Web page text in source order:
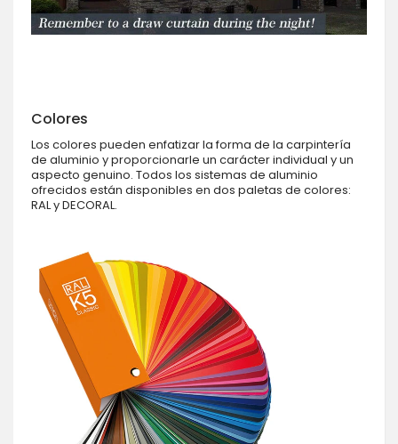
Colores
Los colores pueden enfatizar la forma de la carpintería
de aluminio y proporcionarle un carácter individual y un
aspecto genuino. Todos los sistemas de aluminio
ofrecidos están disponibles en dos paletas de colores:
RAL y DECORAL.